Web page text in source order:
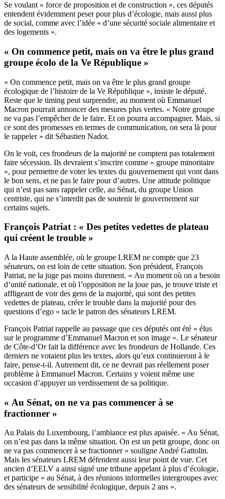
Se voulant « force de proposition et de construction », ces députés
entendent évidemment peser pour plus d’écologie, mais aussi plus
de social, comme avec l’idée « d’une sécurité sociale alimentaire et
des logements ».
« On commence petit, mais on va être le plus grand
groupe écolo de la Ve République »
« On commence petit, mais on va être le plus grand groupe
écologique de l’histoire de la Ve République », insiste le député.
Reste que le timing peut surprendre, au moment où Emmanuel
Macron pourrait annoncer des mesures plus vertes. « Notre groupe
ne va pas l’empêcher de le faire. Et on pourra accompagner. Mais, si
ce sont des promesses en termes de communication, on sera là pour
le rappeler » dit Sébastien Nadot.
On le voit, ces frondeurs de la majorité ne comptent pas totalement
faire sécession. Ils devraient s’inscrire comme « groupe minoritaire
», pour permettre de voter les textes du gouvernement qui vont dans
le bon sens, et ne pas le faire pour d’autres. Une attitude politique
qui n’est pas sans rappeler celle, au Sénat, du groupe Union
centriste, qui ne s’interdit pas de soutenir le gouvernement sur
certains sujets.
François Patriat : « Des petites vedettes de plateau
qui créent le trouble »
A la Haute assemblée, où le groupe LREM ne compte que 23
sénateurs, on est loin de cette situation. Son président, François
Patriat, ne la juge pas moins durement. « Au moment où on a besoin
d’unité nationale, et où l’opposition ne la joue pas, je trouve triste et
affligeant de voir des gens de la majorité, qui sont des petites
vedettes de plateau, créer le trouble dans la majorité pour des
questions d’ego » tacle le patron des sénateurs LREM.
François Patriat rappelle au passage que ces députés ont été « élus
sur le programme d’Emmanuel Macron et son image ». Le sénateur
de Côte-d’Or fait la différence avec les frondeurs de Hollande. Ces
derniers ne votaient plus les textes, alors qu’eux continueront à le
faire, pense-t-il. Autrement dit, ce ne devrait pas réellement poser
problème à Emmanuel Macron. Certains y voient même une
occasion d’appuyer un verdissement de sa politique.
« Au Sénat, on ne va pas commencer à se
fractionner »
Au Palais du Luxembourg, l’ambiance est plus apaisée. « Au Sénat,
on n’est pas dans la même situation. On est un petit groupe, donc on
ne va pas commencer à se fractionner » souligne André Gattolin.
Mais les sénateurs LREM défendent aussi leur point de vue. Cet
ancien d’EELV a ainsi signé une tribune appelant à plus d’écologie,
et participe « au Sénat, à des réunions informelles intergroupes avec
des sénateurs de sensibilité écologique, depuis 2 ans ».